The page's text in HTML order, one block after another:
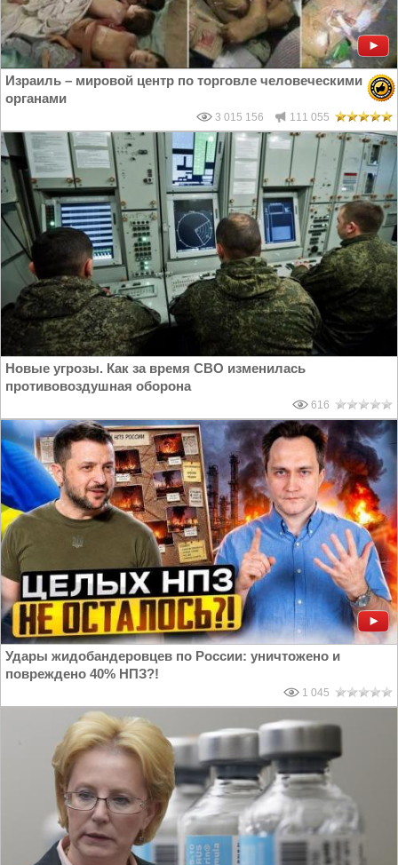
Израиль – мировой центр по торговле человеческими
органами
3 015 156 111 055
Новые угрозы. Как за время СВО изменилась
противовоздушная оборона
616
Удары жидобандеровцев по России: уничтожено и
повреждено 40% НПЗ?!
1 045